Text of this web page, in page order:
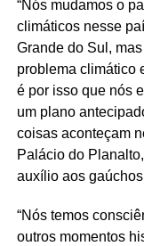
“Nós mudamos o
climáticos nesse
Grande do Sul,
problema climático
é por isso que nós
um plano
coisas aconteçam
Palácio do
auxílio aos
“Nós temos
outros momentos